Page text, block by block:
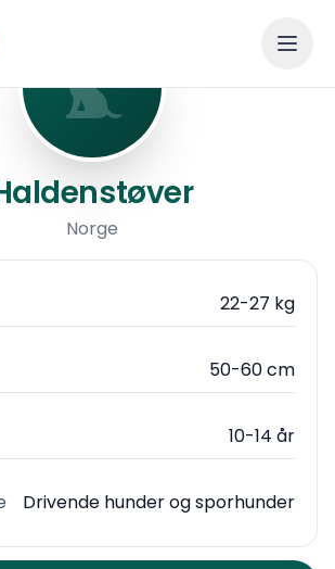
Norge
22-27 kg
50-60 cm
10-14 år
Drivende hunder og sporhunder